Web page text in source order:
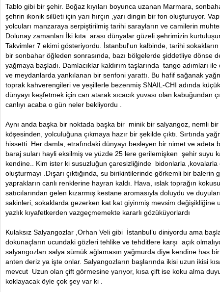
Tablo gibi bir şehir. Boğaz kıyıları boyunca uzanan Marmara,
şehrin ikonik silüeti için yarı hırçın ,yarı dingin bir fon oluşturuyor.
yolcuları manzaraya serpiştirilmiş tarihi sarayların ve camilerin
Dolunay zamanları İki kıta arası dünyalar güzeli şehrimizin
Takvimler 7 ekimi gösteriyordu. İstanbul'un kalbinde, tarihi
bir sonbahar öğleden sonrasında, bazı bölgelerde şiddetliye dönse
yağmaya başladı. Damlacıklar kaldırım taşlarında tango adımları
ve meydanlarda yankılanan bir senfoni yarattı. Bu hafif sağanak
toprak kahverengileri ve yeşillerle bezenmiş SNAIL-CHI adında
dünyayı keşfetmek için can atarak sıcacık yuvası olan kabuğundan
canlıyı acaba o gün neler bekliyordu .
Aynı anda başka bir noktada başka bir minik bir salyangoz, nemli bir
köşesinden, yolculuğuna çıkmaya hazır bir şekilde çıktı. Sırtında
hissetti. Her damla, etrafındaki dünyayı besleyen bir nimet ve adeta
baraj suları hayli eksilmiş ve yüzde 25 lere gerilemişken şehir suyu
kendine.. Kim ister ki susuzluğun çaresizliğinde bidonlarla ,kovalarla
oluşturmayı .Dışarı çıktığında, su birikintilerinde görkemli bir
yaprakların canlı renklerine hayran kaldı. Hava, ıslak toprağın
satıcılarından gelen kızarmış kestane aromasıyla doluydu ve
sakinleri, sokaklarda gezerken kat kat giyinmiş mevsim değişikliğine
yazlık kıyafetkerden vazgeçmemekte kararlı gözüküyorlardı
Kulaksız Salyangozlar ,Orhan Veli gibi İstanbul’u diniyordu ama
dokunaçların ucundaki gözleri tehlike ve tehditlere karşı açık
salyangozları salya sümük ağlamasın yağmurda diye kendine has
anten deriz ya işte onlar. Salyangozların başlarında ikisi uzun ikisi
mevcut Uzun olan çift görmesine yarıyor, kısa çift ise koku alma
koklayacak öyle çok şey var ki .